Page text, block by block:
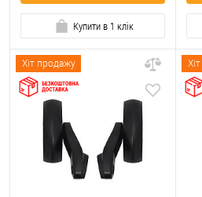
Купити в 1 клік
Хіт продажу